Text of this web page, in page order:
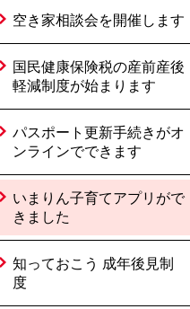
空き家相談会を開催します
国民健康保険税の産前産後
軽減制度が始まります
パスポート更新手続きがオ
ンラインでできます
いまりん子育てアプリがで
きました
知っておこう 成年後見制
度